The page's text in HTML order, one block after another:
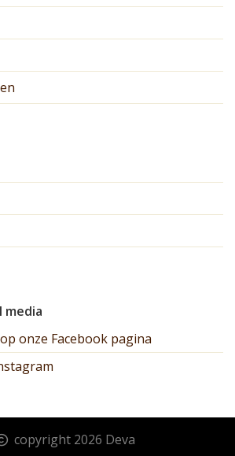
media
onze Facebook pagina
copyright 2026 Deva